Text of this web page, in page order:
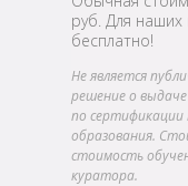
руб. Для наших
бесплатно!
Не является
решение о
по
образования.
стоимость
куратора.